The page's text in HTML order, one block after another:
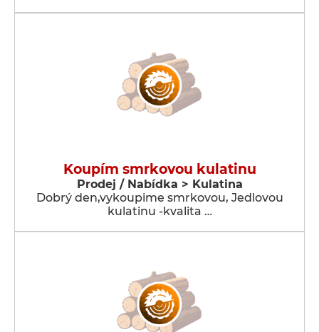
Koupím smrkovou kulatinu
Prodej / Nabídka > Kulatina
Dobrý den,vykoupime smrkovou, Jedlovou
kulatinu -kvalita …